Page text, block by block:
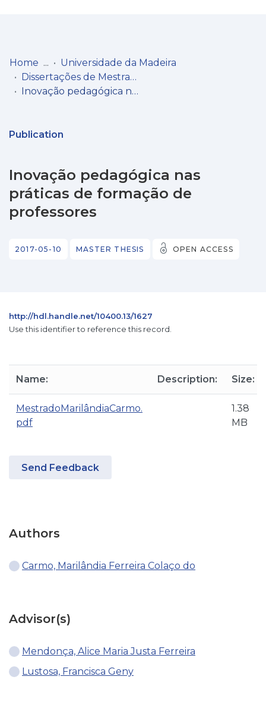
Communities
Statistics
Home
Universidade da Madeira
Dissertações de Mestrado
Inovação pedagógica nas práticas de formação de professores
Publication
Inovação pedagógica nas
práticas de formação de
professores
2017-05-10 MASTER THESIS OPEN ACCESS
http://hdl.handle.net/10400.13/1627
Use this identifier to reference this record.
Name: Description: Size:
MestradoMarilândiaCarmo.
pdf
1.38
MB
Send Feedback
Authors
Carmo, Marilândia Ferreira Colaço do
Advisor(s)
Mendonça, Alice Maria Justa Ferreira
Lustosa, Francisca Geny